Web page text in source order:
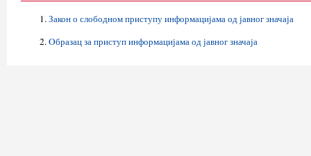
Закон о слободном приступу информацијама од јавног значаја
Oбразац за приступ информацијама од јавног значаја